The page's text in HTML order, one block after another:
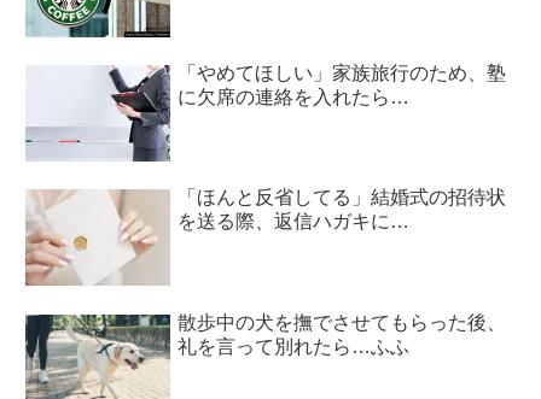
「やめてほしい」家族旅行のため、塾
に欠席の連絡を入れたら…
「ほんと反省してる」結婚式の招待状
を送る際、返信ハガキに…
散歩中の犬を撫でさせてもらった後、
礼を言って別れたら…ふふ